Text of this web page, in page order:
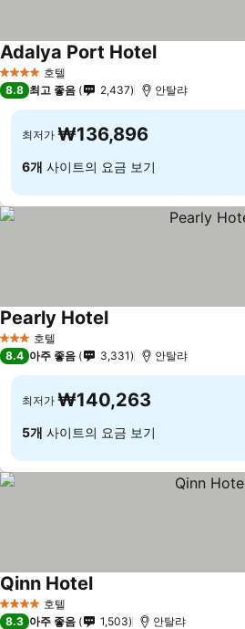
4 성급 호텔
Adalya Port Hotel
8.8 최고 좋음 2,437 안탈랴
최저가 ₩136,896
6개 사이트의 요금 보기
3 성급 호텔
Pearly Hotel
8.4 아주 좋음 3,331 안탈랴
최저가 ₩140,263
5개 사이트의 요금 보기
4 성급 호텔
Qinn Hotel
8.3 아주 좋음 1,503 안탈랴